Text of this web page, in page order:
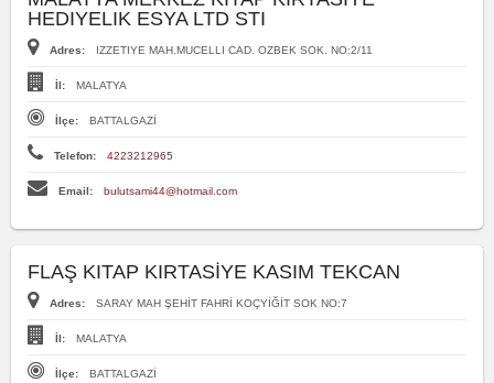
HEDIYELIK ESYA LTD STI
Adres: IZZETIYE MAH.MUCELLI CAD. OZBEK SOK. NO:2/11
İl: MALATYA
İlçe: BATTALGAZİ
Telefon: 4223212965
Email: bulutsami44@hotmail.com
FLAŞ KITAP KIRTASİYE KASIM TEKCAN
Adres: SARAY MAH ŞEHİT FAHRİ KOÇYİĞİT SOK NO:7
İl: MALATYA
İlçe: BATTALGAZİ